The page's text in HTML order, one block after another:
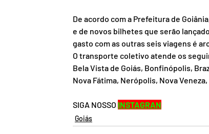
De acordo com a Prefeitura de
e de novos bilhetes que serão
gasto com as outras seis viagens é
O transporte coletivo atende os
Bela Vista de Goiás, Bonfinópolis,
Nova Fátima, Nerópolis, Nova
SIGA NOSSO INSTAGRAN
Goiás